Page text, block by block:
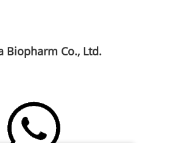
Biopharm Co., Ltd.